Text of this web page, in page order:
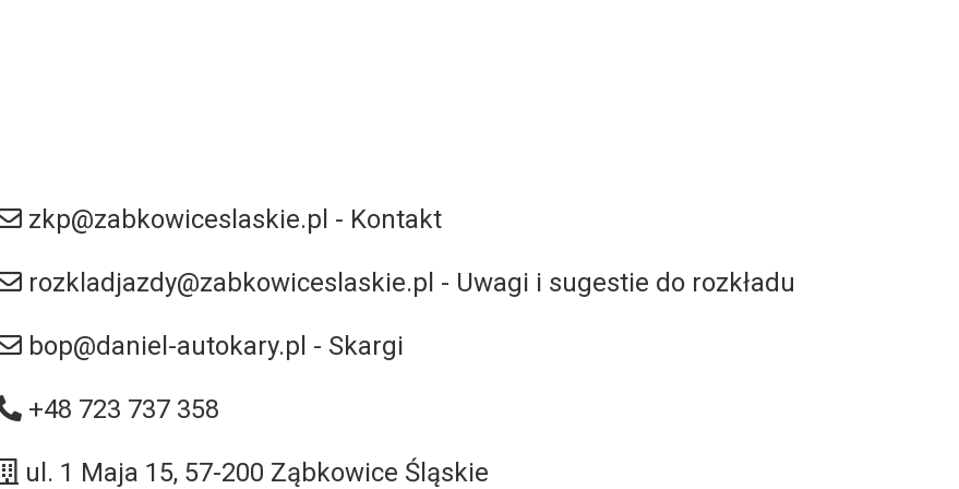
zkp@zabkowiceslaskie.pl - Kontakt
rozkladjazdy@zabkowiceslaskie.pl - Uwagi i sugestie do rozkładu
bop@daniel-autokary.pl - Skargi
+48 723 737 358
ul. 1 Maja 15, 57-200 Ząbkowice Śląskie